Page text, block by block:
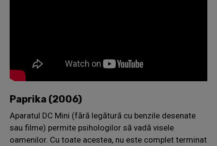
Paprika (2006)
Aparatul DC Mini (fără legătură cu benzile desenate
sau filme) permite psihologilor să vadă visele
oamenilor. Cu toate acestea, nu este complet terminat